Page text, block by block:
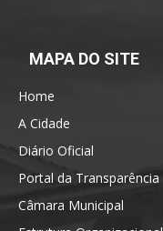
MAPA DO SITE
Home
A Cidade
Diário Oficial
Portal da Transparência
Câmara Municipal